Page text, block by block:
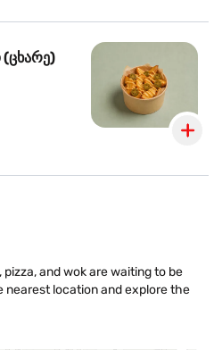
and wok are waiting to be
nearest location and explore the